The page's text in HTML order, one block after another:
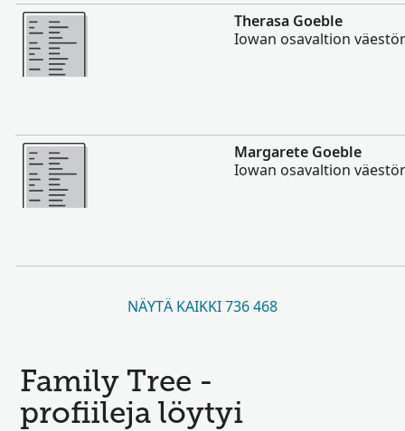
Enemmän
Therasa Goeble
Iowan osavaltion
Enemmän
Margarete Goeble
Iowan osavaltion
NÄYTÄ KAIKKI 736 468
Family Tree -
profiileja löytyi